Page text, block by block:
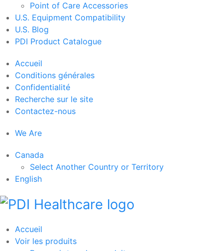
Point of Care Accessories
U.S. Equipment Compatibility
U.S. Blog
PDI Product Catalogue
Accueil
Conditions générales
Confidentialité
Recherche sur le site
Contactez-nous
We Are
Canada
Select Another Country or Territory
English
Accueil
Voir les produits